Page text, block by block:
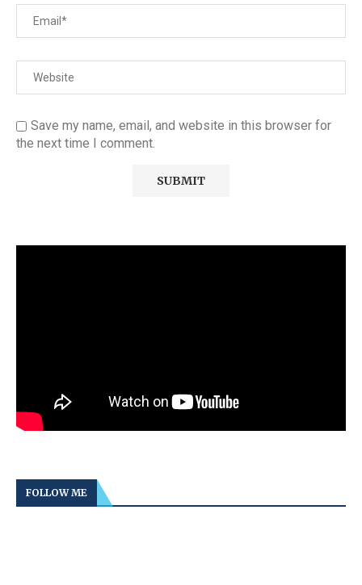
Save my name, email, and website in this browser for
the next time I comment.
FOLLOW ME